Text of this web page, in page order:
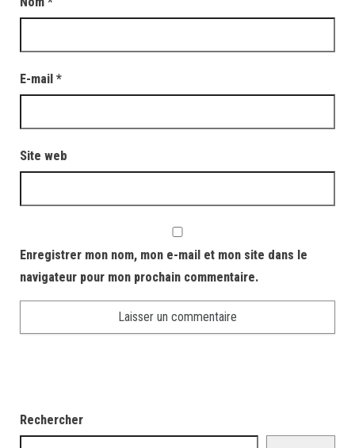
E-mail *
Site web
Enregistrer mon nom, mon e-mail et mon site dans le
navigateur pour mon prochain commentaire.
Rechercher